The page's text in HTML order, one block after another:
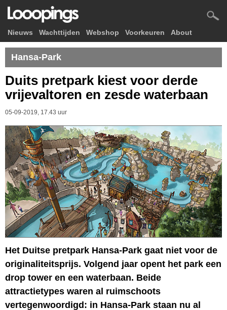
Nieuws Wachttijden Webshop Voorkeuren About
Hansa-Park
Duits pretpark kiest voor derde
vrijevaltoren en zesde waterbaan
05-09-2019, 17.43 uur
Het Duitse pretpark Hansa-Park gaat niet voor de
originaliteitsprijs. Volgend jaar opent het park een
drop tower en een waterbaan. Beide
attractietypes waren al ruimschoots
vertegenwoordigd: in Hansa-Park staan nu al